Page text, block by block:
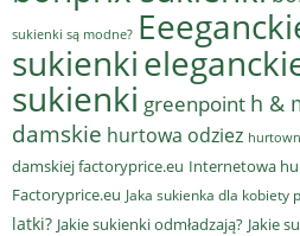
sukienki są modne?
sukienki
sukienki greenpoint h &
damskie hurtowa odziez
damskiej factoryprice.eu Internetowa
Factoryprice.eu Jaka sukienka dla kobiety
latki? Jakie sukienki odmładzają? Jakie